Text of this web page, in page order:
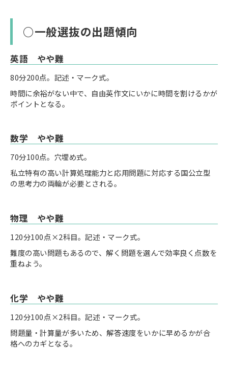
○一般選抜の出題傾向
英語 やや難
80分200点。記述・マーク式。
時間に余裕がない中で、自由英作文にいかに時間を割けるかが
ポイントとなる。
数学 やや難
70分100点。穴埋め式。
私立特有の高い計算処理能力と応用問題に対応する国公立型
の思考力の両輪が必要とされる。
物理 やや難
120分100点×2科目。記述・マーク式。
難度の高い問題もあるので、解く問題を選んで効率良く点数を
重ねよう。
化学 やや難
120分100点×2科目。記述・マーク式。
問題量・計算量が多いため、解答速度をいかに早めるかが合
格へのカギとなる。